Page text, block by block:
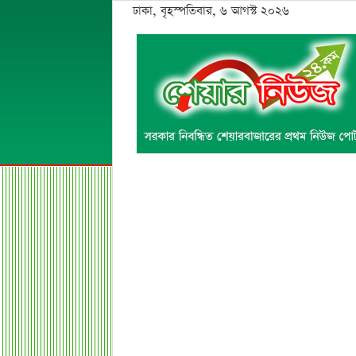
ঢাকা, বৃহস্পতিবার, ৬ আগস্ট ২০২৬